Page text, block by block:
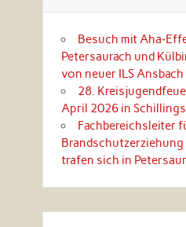
Besuch mit
Petersaurach und
von neuer ILS Ansbach
28.
April 2026 in
Fachbereichsleiter
trafen sich in